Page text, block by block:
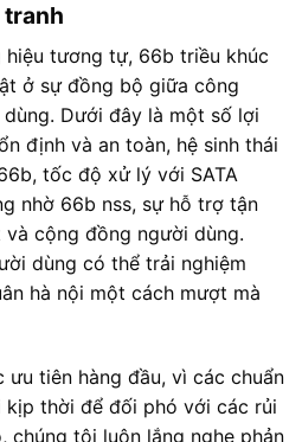
tranh
hiệu tương tự, 66b triều khúc
ở sự đồng bộ giữa công
Dưới đây là một số lợi
định và an toàn, hệ sinh thái
tốc độ xử lý với SATA
nhờ 66b nss, sự hỗ trợ tận
cộng đồng người dùng.
dùng có thể trải nghiệm
hà nội một cách mượt mà
ưu tiên hàng đầu, vì các chuẩn
thời để đối phó với các rủi
chúng tôi luôn lắng nghe phản